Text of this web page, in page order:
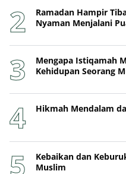
Ramadan Hampir
Nyaman Menjalani
Mengapa Istiqamah
Kehidupan Seorang
Hikmah Mendalam
Kebaikan dan
Muslim